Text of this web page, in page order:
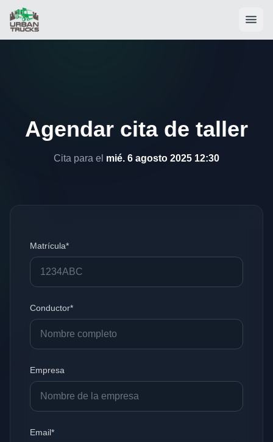
Agendar cita de taller
Cita para el mié. 6 agosto 2025 12:30
Matrícula*
Conductor*
Empresa
Email*